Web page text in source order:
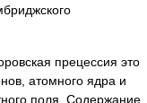
прецессия это
атомного ядра и
поля. Содержание